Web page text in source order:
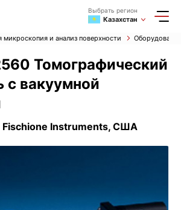
Выбрать регион
Казахстан
микроскопия и анализ поверхности
Томографический
с вакуумной
Fischione Instruments, США